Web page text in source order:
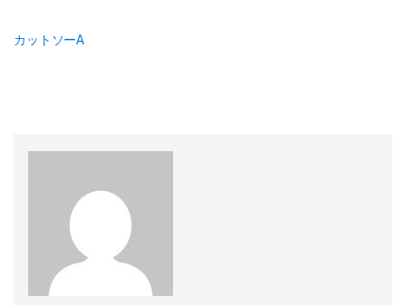
カットソーA